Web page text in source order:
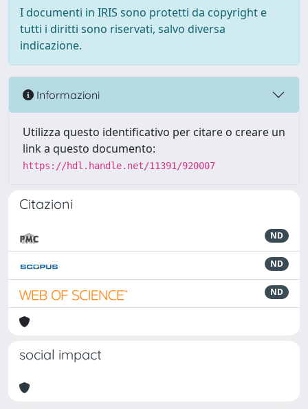
I documenti in IRIS sono protetti da copyright e
tutti i diritti sono riservati, salvo diversa
indicazione.
Informazioni
Utilizza questo identificativo per citare o creare un
link a questo documento:
https://hdl.handle.net/11391/920007
Citazioni
ND
ND
ND
social impact